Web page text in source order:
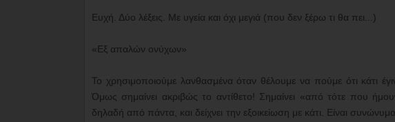
Ευχή. Δύο λέξεις. Με υγεία και όχι μεγιά (που δεν ξέρω τι θα πει...)
«Εξ απαλών ονύχων»
Το χρησιμοποιούμε λανθασμένα όταν θέλουμε να πούμε ότι κάτι
Όμως σημαίνει ακριβώς το αντίθετο! Σημαίνει «από τότε που
δηλαδή από πάντα, και δείχνει την εξοικείωση με κάτι. Είναι